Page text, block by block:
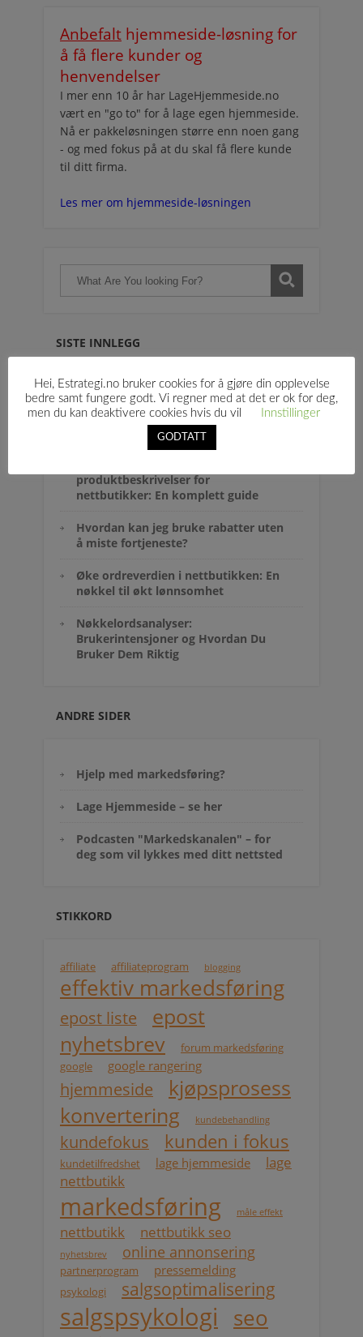
Anbefalt hjemmeside-løsning for
å få flere kunder og
henvendelser
I mer enn 10 år har LageHjemmeside.no
vært en "go to" for å lage egen hjemmeside.
Nå er pakkeløsningen større enn noen gang
- og med fokus på at du skal få flere kunde
til ditt firma.
Les mer om hjemmeside-løsningen
SISTE INNLEGG
Gjøre bruk av strukturerte data i
nettbutikker for å tiltrekke flere
kunder og øke salget
produktbeskrivelser for
nettbutikker: En komplett guide
Hvordan kan jeg bruke rabatter uten
å miste fortjeneste?
Øke ordreverdien i nettbutikken: En
nøkkel til økt lønnsomhet
Nøkkelordsanalyser:
Brukerintensjoner og Hvordan Du
Bruker Dem Riktig
ANDRE SIDER
Hjelp med markedsføring?
Lage Hjemmeside – se her
Podcasten "Markedskanalen" – for
deg som vil lykkes med ditt nettsted
STIKKORD
affiliate affiliateprogram blogging
effektiv markedsføring
epost liste
epost
nyhetsbrev
forum markedsføring
google
google rangering
hjemmeside
kjøpsprosess
konvertering
kundebehandling
kundefokus kunden i fokus
kundetilfredshet lage hjemmeside
lage
nettbutikk
markedsføring måle effekt
nettbutikk nettbutikk seo
nyhetsbrev online annonsering
partnerprogram pressemelding
psykologi salgsoptimalisering
salgspsykologi seo
Hei, Estrategi.no bruker cookies for å gjøre din opplevelse
bedre samt fungere godt. Vi regner med at det er ok for deg,
men du kan deaktivere cookies hvis du vil
Innstillinger
GODTATT